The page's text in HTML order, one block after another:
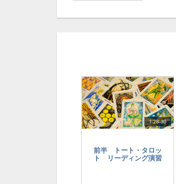
1:28:30
前半 トート・タロッ
ト リーディング演習